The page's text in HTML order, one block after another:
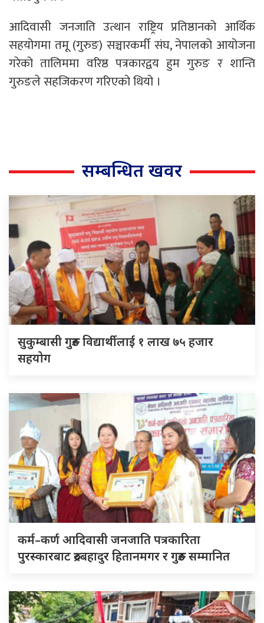
आदिवासी जनजाति उत्थान राष्ट्रिय प्रतिष्ठानको आर्थिक
सहयोगमा तमू (गुरुङ) सञ्चारकर्मी संघ, नेपालको आयोजना
गरेको तालिममा वरिष्ठ पत्रकारद्वय हुम गुरुङ र शान्ति
गुरुङले सहजिकरण गरिएको थियो ।
सम्बन्धित खवर
सुकुम्बासी गुरुङ विद्यार्थीलाई १ लाख ७५ हजार
सहयोग
कर्म–कर्ण आदिवासी जनजाति पत्रकारिता
पुरस्कारबाट रुद्रबहादुर हितानमगर र गुरुङ सम्मानित